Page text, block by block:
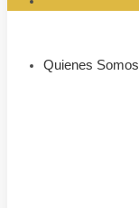
Quienes Somos